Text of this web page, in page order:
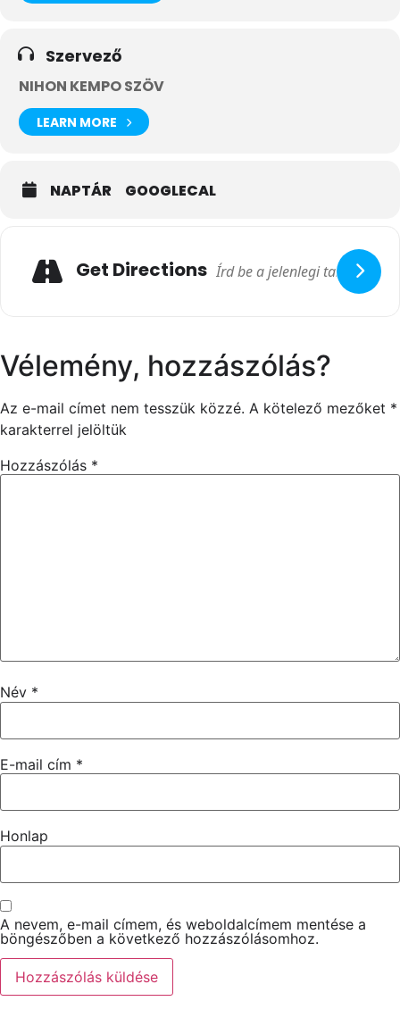
Szervező
NIHON KEMPO SZÖV
LEARN MORE
NAPTÁR GOOGLECAL
Get Directions
Vélemény, hozzászólás?
Az e-mail címet nem tesszük közzé. A kötelező mezőket *
karakterrel jelöltük
Hozzászólás *
Név *
E-mail cím *
Honlap
A nevem, e-mail címem, és weboldalcímem mentése a
böngészőben a következő hozzászólásomhoz.